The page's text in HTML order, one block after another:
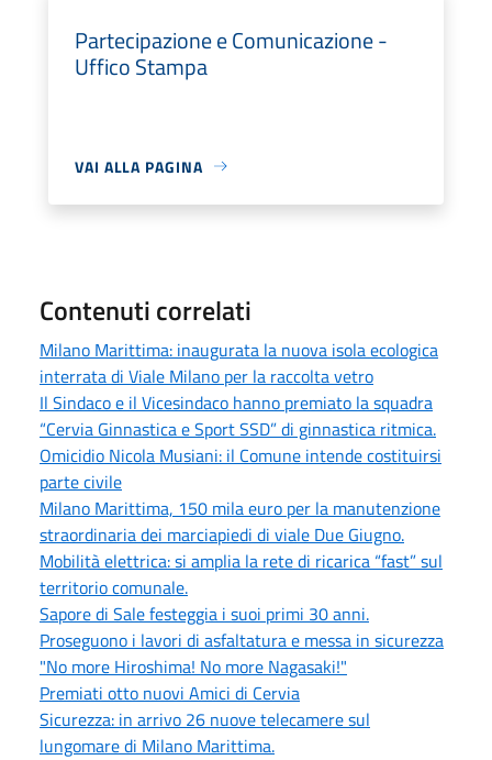
Partecipazione e Comunicazione -
Uffico Stampa
VAI ALLA PAGINA
Contenuti correlati
Milano Marittima: inaugurata la nuova isola ecologica
interrata di Viale Milano per la raccolta vetro
Il Sindaco e il Vicesindaco hanno premiato la squadra
“Cervia Ginnastica e Sport SSD” di ginnastica ritmica.
Omicidio Nicola Musiani: il Comune intende costituirsi
parte civile
Milano Marittima, 150 mila euro per la manutenzione
straordinaria dei marciapiedi di viale Due Giugno.
Mobilità elettrica: si amplia la rete di ricarica “fast” sul
territorio comunale.
Sapore di Sale festeggia i suoi primi 30 anni.
Proseguono i lavori di asfaltatura e messa in sicurezza
"No more Hiroshima! No more Nagasaki!"
Premiati otto nuovi Amici di Cervia
Sicurezza: in arrivo 26 nuove telecamere sul
lungomare di Milano Marittima.